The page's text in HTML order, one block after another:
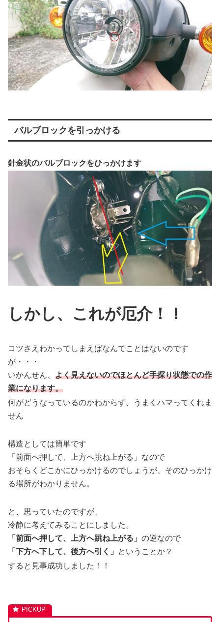
バルブロックを引っかける
針金状のバルブロックをひっかけます
しかし、これが厄介！！
コツさえわかってしまえばなんてことはないのです
が・・・
いかんせん、 よく見えないのでほとんど手探り状態での作
業になります。
何がどうなっているのかわからず、うまくハマってくれま
せん
構造としては簡単です
「前面へ押して、上方へ跳ね上がる」なので
おそらくどこかにひっかけるのでしょうが、そのひっかけ
る場所がわかりません。
と、思っていたのですが、
冷静に考えてみることにしました。
「前面へ押して、上方へ跳ね上がる」 の逆なので
「下方へ下して、後方へ引く」
ということか？
すると見事成功しました！！